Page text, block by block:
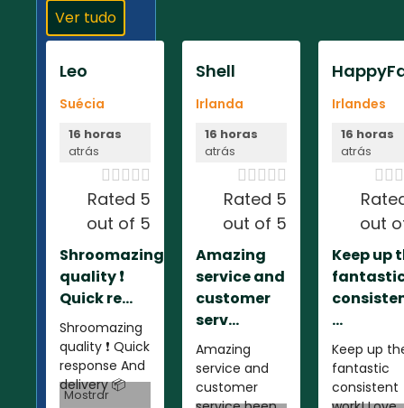
Ver tudo
Leo
Suécia
16 horas
atrás

Rated 5
out of 5
Shroomazing
quality ❗️
Quick re...
Shroomazing
quality ❗️ Quick
response And
delivery 📦
Mostrar
Shell
Irlanda
16 horas
atrás

Rated 5
out of 5
Amazing
service and
customer
serv...
Amazing
service and
customer
Irlandes
16 horas
atrás

out
Keep up
...
Keep up
fantastic
consistent